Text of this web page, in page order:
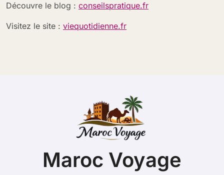
e
r
Découvre le blog : conseilspratique.fr
Visitez le site : viequotidienne.fr
Maroc Voyage